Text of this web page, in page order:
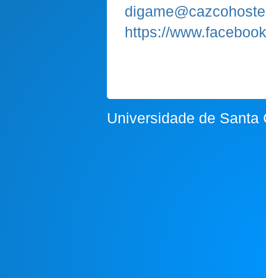
https://
Universidade de Santa